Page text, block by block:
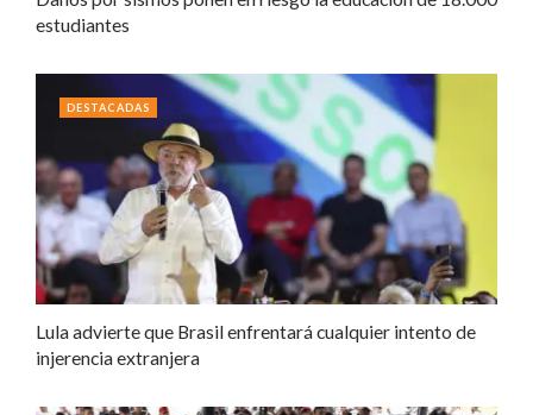
estudiantes
Lula advierte que Brasil enfrentará cualquier intento de
injerencia extranjera
DESTACADAS